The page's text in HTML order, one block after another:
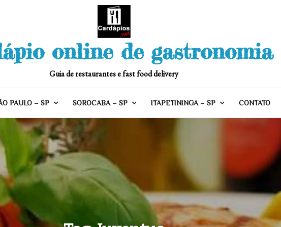
online de gastronomia
Guia de restaurantes e fast food delivery
PAULO – SP SOROCABA – SP ITAPETININGA – SP CONTATO